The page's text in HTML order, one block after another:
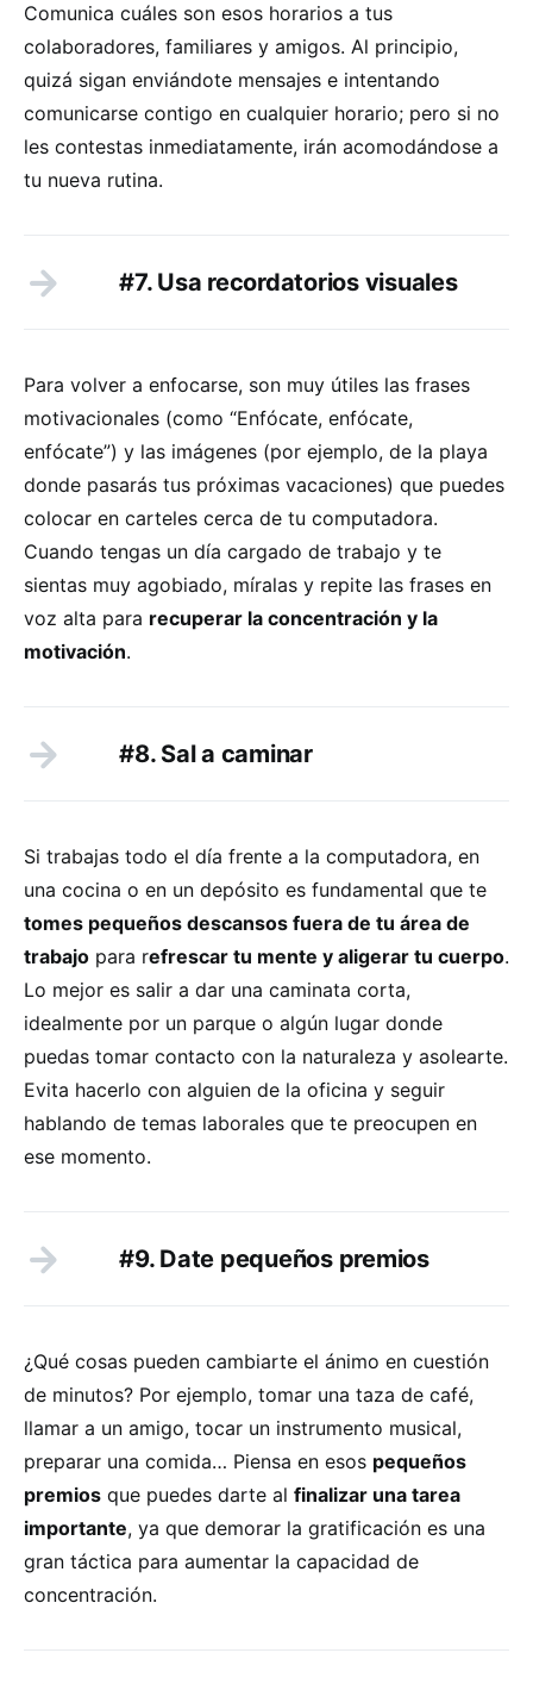
Comunica cuáles son esos horarios a tus
colaboradores, familiares y amigos. Al principio,
quizá sigan enviándote mensajes e intentando
comunicarse contigo en cualquier horario; pero si no
les contestas inmediatamente, irán acomodándose a
tu nueva rutina.
#7. Usa recordatorios visuales
Para volver a enfocarse, son muy útiles las frases
motivacionales (como “Enfócate, enfócate,
enfócate”) y las imágenes (por ejemplo, de la playa
donde pasarás tus próximas vacaciones) que puedes
colocar en carteles cerca de tu computadora.
Cuando tengas un día cargado de trabajo y te
sientas muy agobiado, míralas y repite las frases en
voz alta para recuperar la concentración y la
motivación.
#8. Sal a caminar
Si trabajas todo el día frente a la computadora, en
una cocina o en un depósito es fundamental que te
tomes pequeños descansos fuera de tu área de
trabajo para refrescar tu mente y aligerar tu cuerpo.
Lo mejor es salir a dar una caminata corta,
idealmente por un parque o algún lugar donde
puedas tomar contacto con la naturaleza y asolearte.
Evita hacerlo con alguien de la oficina y seguir
hablando de temas laborales que te preocupen en
ese momento.
#9. Date pequeños premios
¿Qué cosas pueden cambiarte el ánimo en cuestión
de minutos? Por ejemplo, tomar una taza de café,
llamar a un amigo, tocar un instrumento musical,
preparar una comida… Piensa en esos pequeños
premios que puedes darte al finalizar una tarea
importante, ya que demorar la gratificación es una
gran táctica para aumentar la capacidad de
concentración.